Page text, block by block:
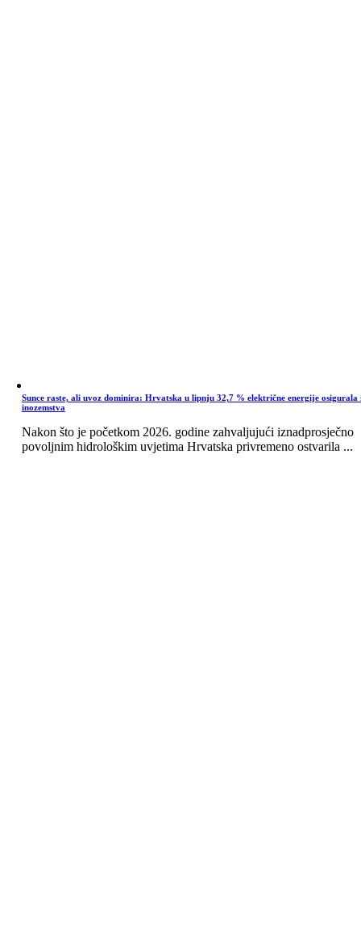
Sunce raste, ali uvoz dominira: Hrvatska u lipnju 32,7 % električne energije osigurala
inozemstva
Nakon što je početkom 2026. godine zahvaljujući iznadprosječno
povoljnim hidrološkim uvjetima Hrvatska privremeno ostvarila ...